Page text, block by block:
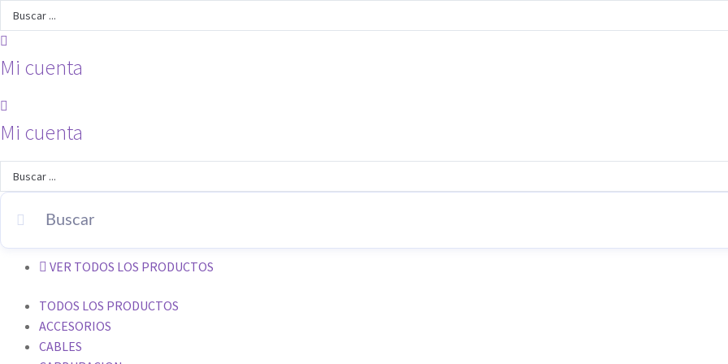
Search
...
Mi cuenta
Mi cuenta
Search
...
VER TODOS LOS PRODUCTOS
TODOS LOS PRODUCTOS
ACCESORIOS
CABLES